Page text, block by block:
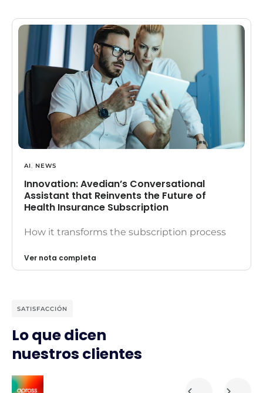
AI, NEWS
Innovation: Avedian’s Conversational
Assistant that Reinvents the Future of
Health Insurance Subscription
How it transforms the subscription process
Ver nota completa
SATISFACCIÓN
Lo que dicen
nuestros clientes